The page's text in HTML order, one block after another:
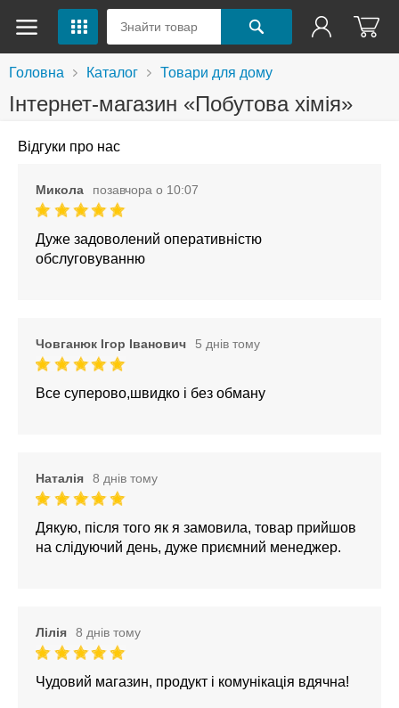
Головна Каталог Товари для дому
Інтернет-магазин «Побутова хімія»
Відгуки про нас
Микола позавчора о 10:07
Дуже задоволений оперативністю
обслуговуванню
Човганюк Ігор Іванович 5 днів тому
Все суперово,швидко і без обману
Наталія 8 днів тому
Дякую, після того як я замовила, товар прийшов
на слідуючий день, дуже приємний менеджер.
Лілія 8 днів тому
Чудовий магазин, продукт і комунікація вдячна!